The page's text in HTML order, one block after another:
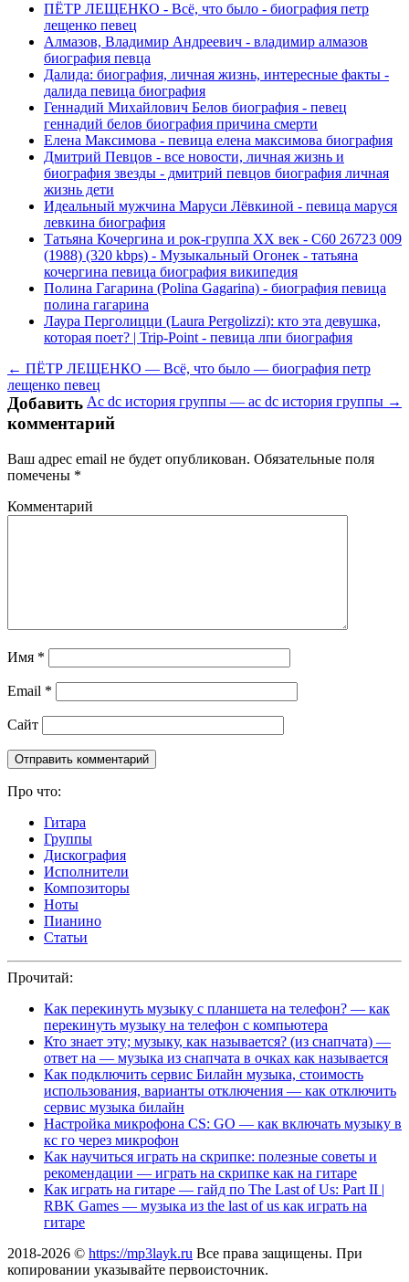
ПЁТР ЛЕЩЕНКО - Всё, что было - биография петр
лещенко певец
Алмазов, Владимир Андреевич - владимир алмазов
биография певца
Далида: биография, личная жизнь, интересные факты -
далида певица биография
Геннадий Михайлович Белов биография - певец
геннадий белов биография причина смерти
Елена Максимова - певица елена максимова биография
Дмитрий Певцов - все новости, личная жизнь и
биография звезды - дмитрий певцов биография личная
жизнь дети
Идеальный мужчина Маруси Лёвкиной - певица маруся
левкина биография
Татьяна Кочергина и рок-группа XX век - С60 26723 009
(1988) (320 kbps) - Музыкальный Огонек - татьяна
кочергина певица биография википедия
Полина Гагарина (Polina Gagarina) - биография певица
полина гагарина
Лаура Перголицци (Laura Pergolizzi): кто эта девушка,
которая поет? | Trip-Point - певица лпи биография
← ПЁТР ЛЕЩЕНКО — Всё, что было — биография петр
лещенко певец
Ac dc история группы — ac dc история группы →
Добавить
комментарий
Ваш адрес email не будет опубликован. Обязательные поля
помечены *
Комментарий
Имя *
Email *
Сайт
Про что:
Гитара
Группы
Дискография
Исполнители
Композиторы
Ноты
Пианино
Статьи
Прочитай:
Как перекинуть музыку с планшета на телефон? — как
перекинуть музыку на телефон с компьютера
Кто знает эту; музыку, как называется? (из снапчата) —
ответ на — музыка из снапчата в очках как называется
Как подключить сервис Билайн музыка, стоимость
использования, варианты отключения — как отключить
сервис музыка билайн
Настройка микрофона CS: GO — как включать музыку в
кс го через микрофон
Как научиться играть на скрипке: полезные советы и
рекомендации — играть на скрипке как на гитаре
Как играть на гитаре — гайд по The Last of Us: Part II |
RBK Games — музыка из the last of us как играть на
гитаре
2018-2026 © https://mp3layk.ru Все права защищены. При
копировании указывайте первоисточник.